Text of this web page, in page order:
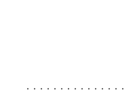
・・・・・・・・・・・・・・・